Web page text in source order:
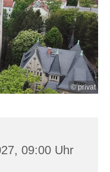
© privat
09:00 Uhr